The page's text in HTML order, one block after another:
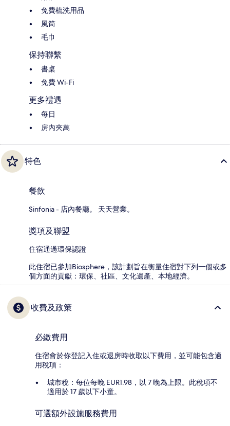
免費梳洗用品
風筒
毛巾
保持聯繫
書桌
免費 Wi-Fi
更多禮遇
每日
房內夾萬
特色
餐飲
Sinfonia - 店內餐廳。 天天營業。
獎項及聯盟
住宿通過環保認證
此住宿已參加Biosphere，該計劃旨在衡量住宿對下列一個或多
個方面的貢獻：環保、社區、文化遺產、本地經濟。
收費及政策
必繳費用
住宿會於你登記入住或退房時收取以下費用，並可能包含適
用稅項：
城市稅：每位每晚 EUR1.98，以 7 晚為上限。此稅項不
適用於 17 歲以下小童。
可選額外設施服務費用